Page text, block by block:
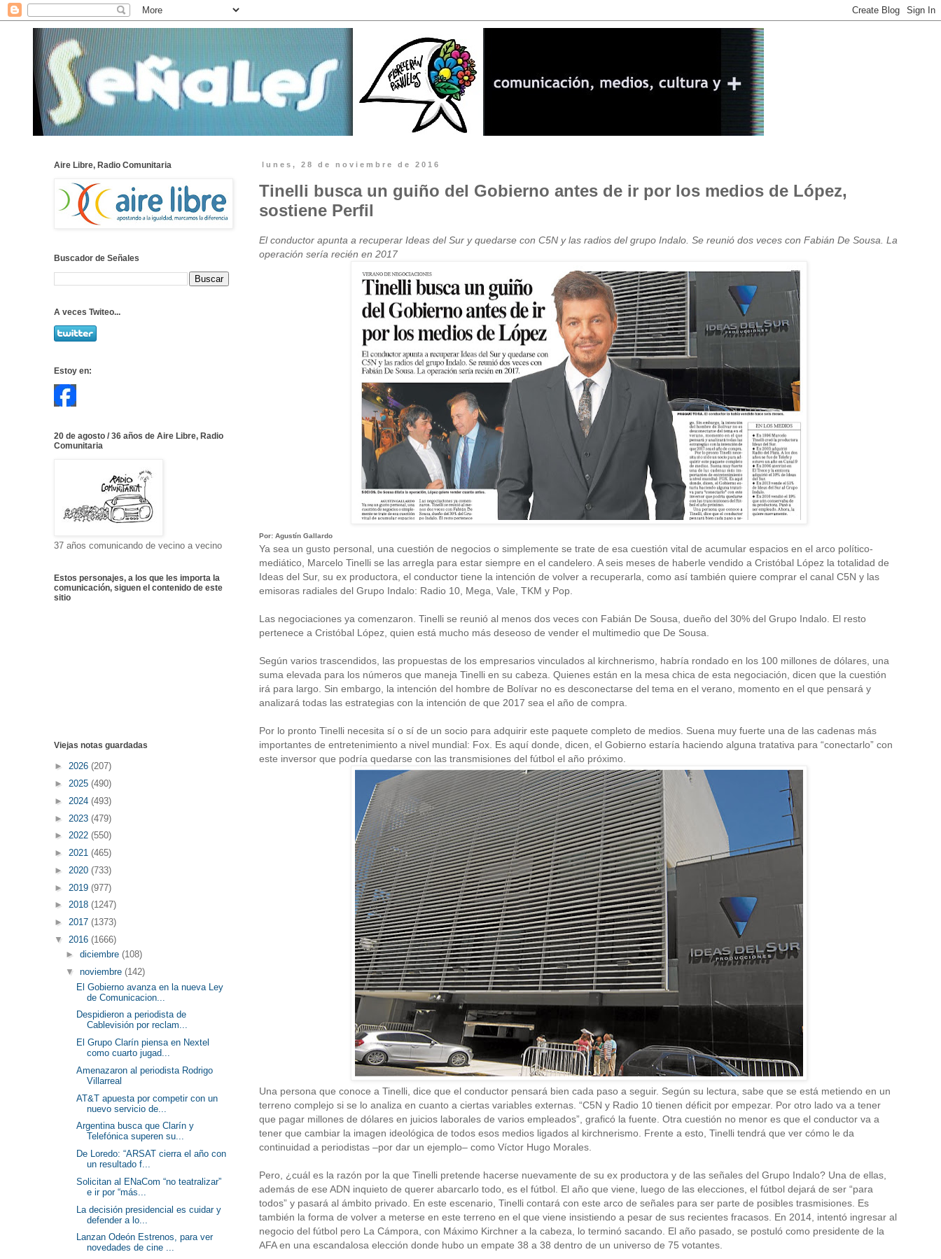
lunes, 28 de noviembre de 2016
Tinelli busca un guiño del Gobierno antes de ir por los medios de López,
sostiene Perfil
El conductor apunta a recuperar Ideas del Sur y quedarse con C5N y las radios del grupo Indalo. Se reunió dos veces con Fabián De Sousa. La
operación sería recién en 2017
Por: Agustín Gallardo
Ya sea un gusto personal, una cuestión de negocios o simplemente se trate de esa cuestión vital de acumular espacios en el arco político-
mediático, Marcelo Tinelli se las arregla para estar siempre en el candelero. A seis meses de haberle vendido a Cristóbal López la totalidad de
Ideas del Sur, su ex productora, el conductor tiene la intención de volver a recuperarla, como así también quiere comprar el canal C5N y las
emisoras radiales del Grupo Indalo: Radio 10, Mega, Vale, TKM y Pop.
Las negociaciones ya comenzaron. Tinelli se reunió al menos dos veces con Fabián De Sousa, dueño del 30% del Grupo Indalo. El resto
pertenece a Cristóbal López, quien está mucho más deseoso de vender el multimedio que De Sousa.
Según varios trascendidos, las propuestas de los empresarios vinculados al kirchnerismo, habría rondado en los 100 millones de dólares, una
suma elevada para los números que maneja Tinelli en su cabeza. Quienes están en la mesa chica de esta negociación, dicen que la cuestión
irá para largo. Sin embargo, la intención del hombre de Bolívar no es desconectarse del tema en el verano, momento en el que pensará y
analizará todas las estrategias con la intención de que 2017 sea el año de compra.
Por lo pronto Tinelli necesita sí o sí de un socio para adquirir este paquete completo de medios. Suena muy fuerte una de las cadenas más
importantes de entretenimiento a nivel mundial: Fox. Es aquí donde, dicen, el Gobierno estaría haciendo alguna tratativa para “conectarlo” con
este inversor que podría quedarse con las transmisiones del fútbol el año próximo.
Una persona que conoce a Tinelli, dice que el conductor pensará bien cada paso a seguir. Según su lectura, sabe que se está metiendo en un
terreno complejo si se lo analiza en cuanto a ciertas variables externas. “C5N y Radio 10 tienen déficit por empezar. Por otro lado va a tener
que pagar millones de dólares en juicios laborales de varios empleados”, graficó la fuente. Otra cuestión no menor es que el conductor va a
tener que cambiar la imagen ideológica de todos esos medios ligados al kirchnerismo. Frente a esto, Tinelli tendrá que ver cómo le da
continuidad a periodistas –por dar un ejemplo– como Víctor Hugo Morales.
Pero, ¿cuál es la razón por la que Tinelli pretende hacerse nuevamente de su ex productora y de las señales del Grupo Indalo? Una de ellas,
además de ese ADN inquieto de querer abarcarlo todo, es el fútbol. El año que viene, luego de las elecciones, el fútbol dejará de ser “para
todos” y pasará al ámbito privado. En este escenario, Tinelli contará con este arco de señales para ser parte de posibles trasmisiones. Es
también la forma de volver a meterse en este terreno en el que viene insistiendo a pesar de sus recientes fracasos. En 2014, intentó ingresar al
negocio del fútbol pero La Cámpora, con Máximo Kirchner a la cabeza, lo terminó sacando. El año pasado, se postuló como presidente de la
AFA en una escandalosa elección donde hubo un empate 38 a 38 dentro de un universo de 75 votantes.
Aire Libre, Radio Comunitaria
Buscador de Señales
A veces Twiteo...
Estoy en:
20 de agosto / 36 años de Aire Libre, Radio
Comunitaria
37 años comunicando de vecino a vecino
Estos personajes, a los que les importa la
comunicación, siguen el contenido de este
sitio
Viejas notas guardadas
► 2026 (207)
► 2025 (490)
► 2024 (493)
► 2023 (479)
► 2022 (550)
► 2021 (465)
► 2020 (733)
► 2019 (977)
► 2018 (1247)
► 2017 (1373)
▼ 2016 (1666)
► diciembre (108)
▼ noviembre (142)
El Gobierno avanza en la nueva Ley
de Comunicacion...
Despidieron a periodista de
Cablevisión por reclam...
El Grupo Clarín piensa en Nextel
como cuarto jugad...
Amenazaron al periodista Rodrigo
Villarreal
AT&T apuesta por competir con un
nuevo servicio de...
Argentina busca que Clarín y
Telefónica superen su...
De Loredo: “ARSAT cierra el año con
un resultado f...
Solicitan al ENaCom “no teatralizar”
e ir por “más...
La decisión presidencial es cuidar y
defender a lo...
Lanzan Odeón Estrenos, para ver
novedades de cine ...